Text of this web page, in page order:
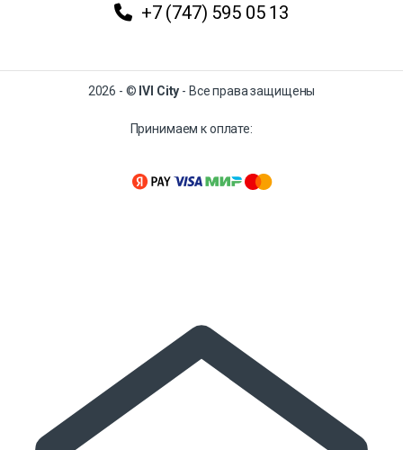
+7 (747) 595 05 13
2026 - © IVI City - Все права защищены
Принимаем к оплате: